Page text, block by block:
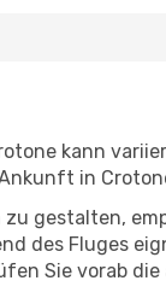
kann
in
zu gestalten,
des Fluges
Sie vorab